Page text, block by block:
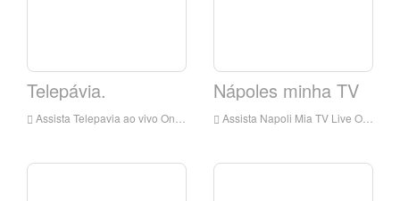
Telepávia.
Assista Telepavia ao vivo Online, Telepavia HD Live Streaming, Telepavia Assista TV ao vivo da Itália
Nápoles minha TV
Assista Napoli Mia TV Live Online, Napoli Mia TV HD Live Streaming, Napoli Mia TV Watch TV ao vivo da Itália